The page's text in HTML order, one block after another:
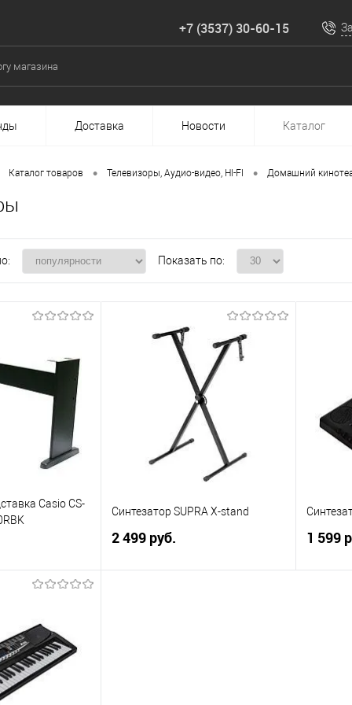
+7 (3537) 30-60-15
Доставка Новости Каталог
Каталог товаров • Телевизоры, Аудио-видео, HI-FI • Домашний
Показать по:
Casio CS-
К сравнению
В наличии
Синтезатор SUPRA X-stand
2 499 руб. 1 599